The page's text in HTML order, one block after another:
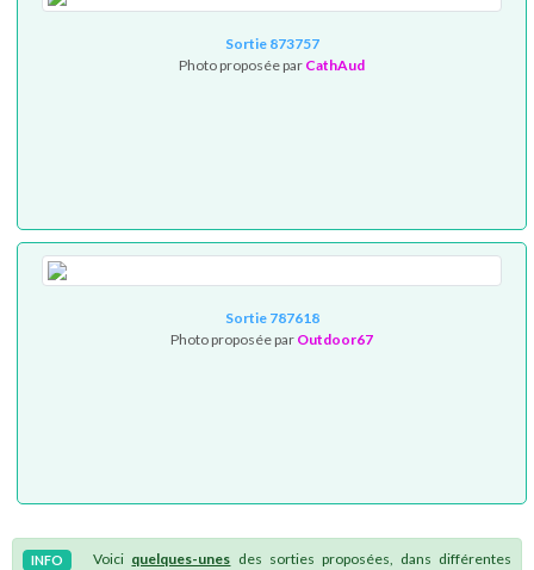
Sortie 873757
Photo proposée par CathAud
Sortie 787618
Photo proposée par Outdoor67
INFO Voici quelques-unes des sorties proposées, dans différentes